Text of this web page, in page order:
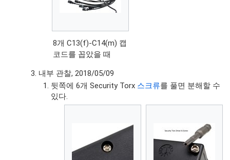
8개 C13(f)-C14(m) 캡
코드를 꼽았을 때
내부 관찰, 2018/05/09
뒷쪽에 6개 Security Torx 스크류를 풀면 분해할 수
있다.